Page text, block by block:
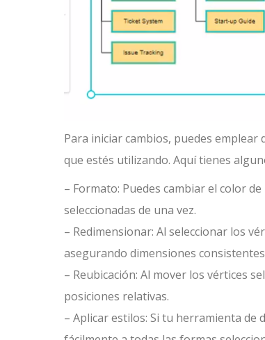
Para iniciar cambios, puedes
que estés utilizando. Aquí tienes
– Formato: Puedes cambiar el color
seleccionadas de una vez.
– Redimensionar: Al seleccionar los
asegurando dimensiones
– Reubicación: Al mover los vértices
posiciones relativas.
– Aplicar estilos: Si tu herramienta de